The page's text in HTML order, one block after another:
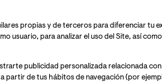
A continuación, vamos a ver
propias y de terceros para diferenciar tu
usuario, para analizar el uso del Site, así
publicidad personalizada relacionada
partir de tus hábitos de navegación (por